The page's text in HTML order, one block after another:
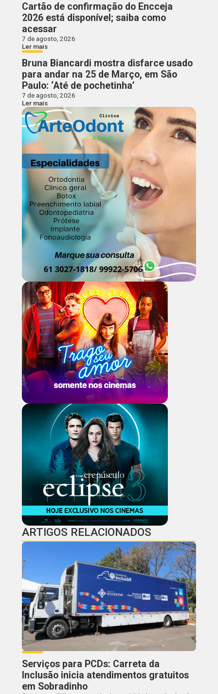
Cartão de confirmação do Encceja
2026 está disponível; saiba como
acessar
7 de agosto, 2026
Ler mais
Bruna Biancardi mostra disfarce usado
para andar na 25 de Março, em São
Paulo: ‘Até de pochetinha’
7 de agosto, 2026
Ler mais
ARTIGOS RELACIONADOS
Serviços para PCDs: Carreta da
Inclusão inicia atendimentos gratuitos
em Sobradinho